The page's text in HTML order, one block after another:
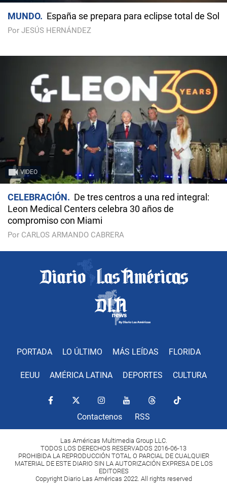
MUNDO España se prepara para eclipse total de Sol
Por JESÚS HERNÁNDEZ
VIDEO
CELEBRACIÓN
De tres centros a una red integral:
Leon Medical Centers celebra 30 años de
compromiso con Miami
Por CARLOS ARMANDO CABRERA
PORTADA LO ÚLTIMO MÁS LEÍDAS FLORIDA
EEUU AMÉRICA LATINA DEPORTES CULTURA
Contactenos RSS
Las Américas Multimedia Group LLC.
TODOS LOS DERECHOS RESERVADOS 2016-06-13
PROHIBIDA LA REPRODUCCIÓN TOTAL O PARCIAL DE CUALQUIER
MATERIAL DE ESTE DIARIO SIN LA AUTORIZACIÓN EXPRESA DE LOS
EDITORES
Copyright Diario Las Américas 2022. All rights reserved